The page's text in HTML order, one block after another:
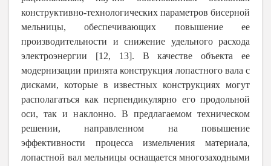
конструктивно-технологических параметров бисерной
мельницы, обеспечивающих повышение ее
производительности и снижение удельного расхода
электроэнергии [12, 13]. В качестве объекта ее
модернизации принята конструкция лопастного вала с
дисками, которые в известных конструкциях могут
располагаться как перпендикулярно его продольной
оси, так и наклонно. В предлагаемом техническом
решении, направленном на повышение
эффективности процесса измельчения материала,
лопастной вал мельницы оснащается многозаходными